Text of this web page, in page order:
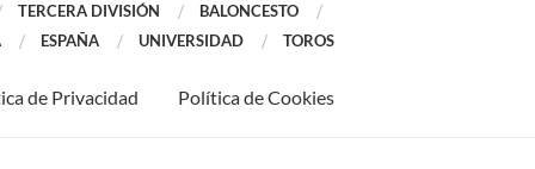
TERCERA DIVISIÓN
BALONCESTO
ESPAÑA UNIVERSIDAD TOROS
de Privacidad Política de Cookies